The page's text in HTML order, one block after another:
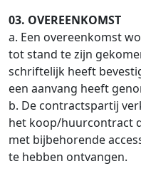
03. OVEREENKOMST
a. Een overeenkomst
tot stand te zijn
schriftelijk heeft
een aanvang heeft
b. De contractspartij
het koop/huurcontract
met bijbehorende
te hebben ontvangen.